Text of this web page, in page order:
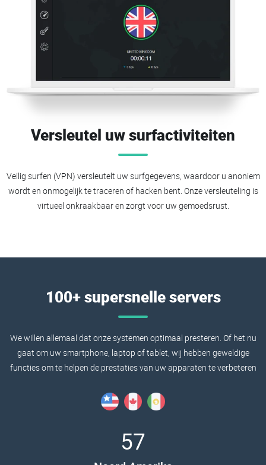
Versleutel uw surfactiviteiten
Veilig surfen (VPN) versleutelt uw surfgegevens, waardoor u anoniem
wordt en onmogelijk te traceren of hacken bent. Onze versleuteling is
virtueel onkraakbaar en zorgt voor uw gemoedsrust.
100+ supersnelle servers
We willen allemaal dat onze systemen optimaal presteren. Of het nu
gaat om uw smartphone, laptop of tablet, wij hebben geweldige
functies om te helpen de prestaties van uw apparaten te verbeteren
57